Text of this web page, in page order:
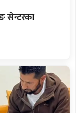
सेन्टरका